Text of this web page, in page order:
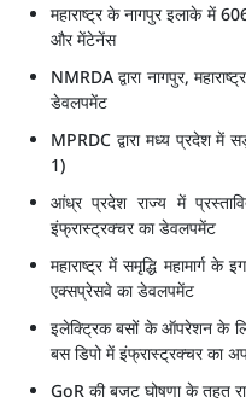
महाराष्ट्र के नागपुर इलाके में
और मेंटेनेंस
NMRDA द्वारा नागपुर,
डेवलपमेंट
MPRDC द्वारा मध्य प्रदेश
1)
आंध्र प्रदेश राज्य में
इंफ्रास्ट्रक्चर का डेवलपमेंट
महाराष्ट्र में समृद्धि महामार्ग
एक्सप्रेसवे का डेवलपमेंट
इलेक्ट्रिक बसों के ऑपरेशन के
बस डिपो में इंफ्रास्ट्रक्चर का
GoR की बजट घोषणा के तहत